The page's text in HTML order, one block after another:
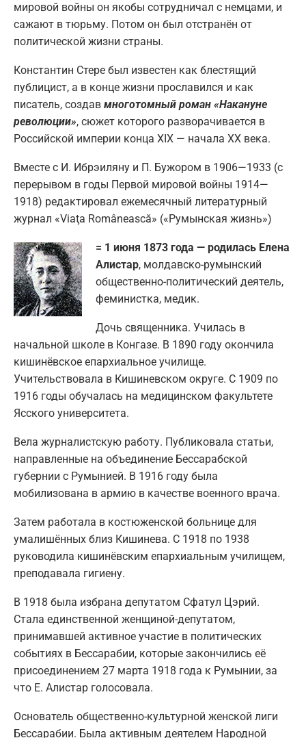
мировой войны он якобы сотрудничал с немцами, и
сажают в тюрьму. Потом он был отстранён от
политической жизни страны.
Константин Стере был известен как блестящий
публицист, а в конце жизни прославился и как
писатель, создав многотомный роман «Накануне
революции», сюжет которого разворачивается в
Российской империи конца XIX — начала XX века.
Вместе с И. Ибрэиляну и П. Бужором в 1906—1933 (с
перерывом в годы Первой мировой войны 1914—
1918) редактировал ежемесячный литературный
журнал «Viaţa Românească» («Румынская жизнь»)
= 1 июня 1873 года — родилась Елена
Алистар, молдавско-румынский
общественно-политический деятель,
феминистка, медик.
Дочь священника. Училась в
начальной школе в Конгазе. В 1890 году окончила
кишинёвское епархиальное училище.
Учительствовала в Кишиневском округе. С 1909 по
1916 годы обучалась на медицинском факультете
Ясского университета.
Вела журналистскую работу. Публиковала статьи,
направленные на объединение Бессарабской
губернии с Румынией. В 1916 году была
мобилизована в армию в качестве военного врача.
Затем работала в костюженской больнице для
умалишённых близ Кишинева. С 1918 по 1938
руководила кишинёвским епархиальным училищем,
преподавала гигиену.
В 1918 была избрана депутатом Сфатул Цэрий.
Стала единственной женщиной-депутатом,
принимавшей активное участие в политических
событиях в Бессарабии, которые закончились её
присоединением 27 марта 1918 года к Румынии, за
что Е. Алистар голосовала.
Основатель общественно-культурной женской лиги
Бессарабии. Была активным деятелем Народной